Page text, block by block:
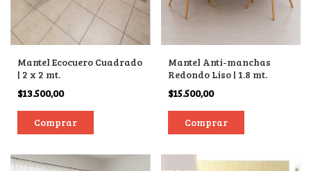
Mantel Ecocuero Cuadrado
| 2 x 2 mt.
$13.500,00
Mantel Anti-manchas
Redondo Liso | 1.8 mt.
$15.500,00